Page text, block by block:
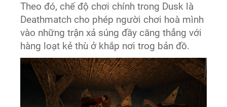
Theo đó, chế độ chơi chính trong Dusk là
Deathmatch cho phép người chơi hoà mình
vào những trận xả súng đầy căng thẳng với
hàng loạt kẻ thù ở khắp nơi trog bản đồ.